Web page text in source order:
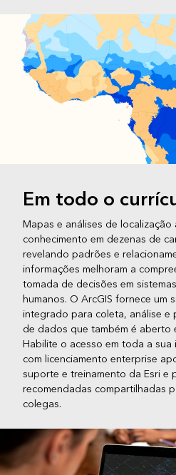
Em todo o
Mapas e análises de localização
conhecimento em dezenas de
revelando padrões e
informações melhoram a
tomada de decisões em
humanos. O ArcGIS fornece um
integrado para coleta, análise e
de dados que também é aberto
Habilite o acesso em toda a sua
com licenciamento enterprise
suporte e treinamento da Esri e
recomendadas compartilhadas
colegas.